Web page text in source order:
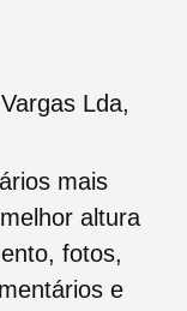
Lda,
mais
altura
fotos,
e